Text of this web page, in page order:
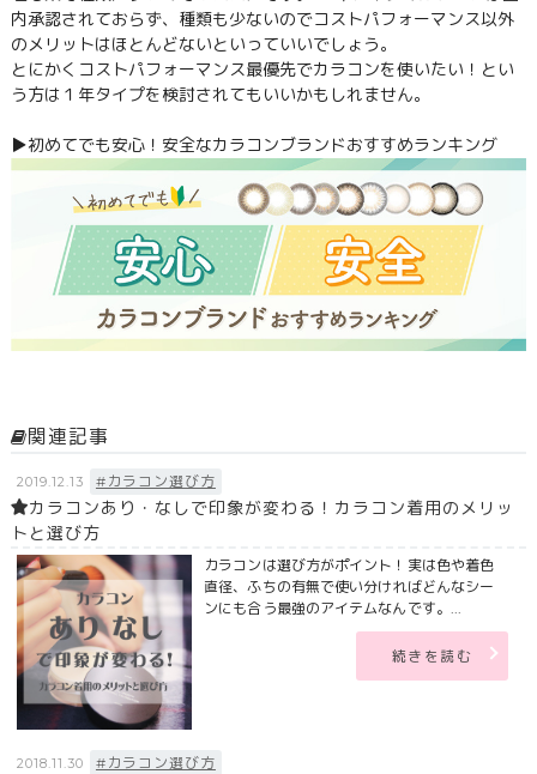
内承認されておらず、種類も少ないのでコストパフォーマンス以外
のメリットはほとんどないといっていいでしょう。
とにかくコストパフォーマンス最優先でカラコンを使いたい！とい
う方は１年タイプを検討されてもいいかもしれません。
▶初めてでも安心！安全なカラコンブランドおすすめランキング
関連記事
2019.12.13 #カラコン選び方
カラコンあり・なしで印象が変わる！カラコン着用のメリッ
トと選び方
カラコンは選び方がポイント！実は色や着色
直径、ふちの有無で使い分ければどんなシー
ンにも合う最強のアイテムなんです。...
続きを読む
2018.11.30 #カラコン選び方